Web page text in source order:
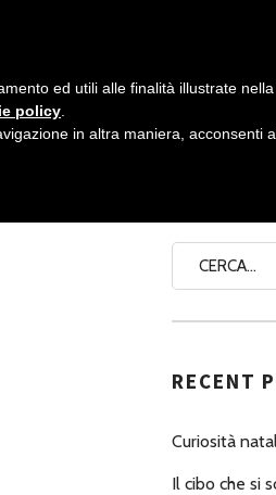
RECENT
Curiosità
Il cibo che si
ed utili alle finalità illustrate
policy
in altra maniera, acconsenti